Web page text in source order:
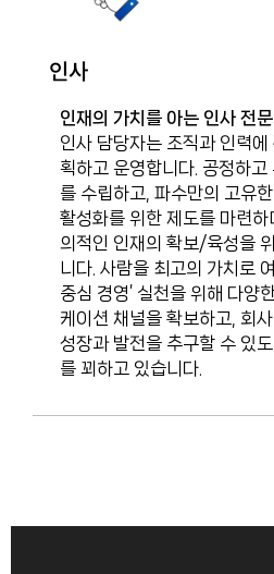
인사
인재의 가치를 아는 인사 전
인사 담당자는 조직과 인력에
획하고 운영합니다. 공정하고
를 수립하고, 파수만의 고유
활성화를 위한 제도를 마련
의적인 인재의 확보/육성을
니다. 사람을 최고의 가치로
중심 경영’ 실천을 위해 다양
케이션 채널을 확보하고, 회
성장과 발전을 추구할 수 있
를 꾀하고 있습니다.